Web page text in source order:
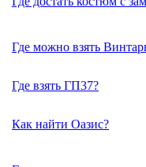
Где можно взять
Где взять ГП37?
Как найти Оазис?